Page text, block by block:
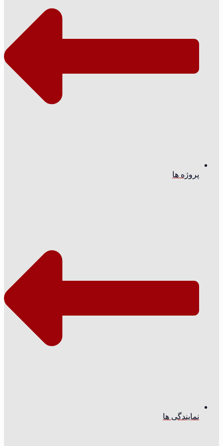
پروژه ها
نمایندگی ها